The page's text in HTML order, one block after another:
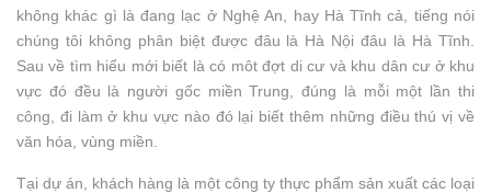
không khác gì là đang lạc ở Nghệ An, hay Hà Tĩnh cả, tiếng nói
chúng tôi không phân biệt được đâu là Hà Nội đâu là Hà Tĩnh.
Sau về tìm hiểu mới biết là có môt đợt di cư và khu dân cư ở khu
vực đó đều là người gốc miền Trung, đúng là mỗi một lần thi
công, đi làm ở khu vực nào đó lại biết thêm những điều thú vị về
văn hóa, vùng miền.
Tại dự án, khách hàng là một công ty thực phẩm sản xuất các loại